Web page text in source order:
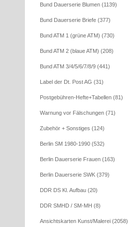
Bund Dauerserie Blumen (1139)
Bund Dauerserie Briefe (377)
Bund ATM 1 (grüne ATM) (730)
Bund ATM 2 (blaue ATM) (208)
Bund ATM 3/4/5/6/7/8/9 (441)
Label der Dt. Post AG (31)
Postgebühren-Hefte+Tabellen (81)
Warnung vor Fälschungen (71)
Zubehör + Sonstiges (124)
Berlin SM 1980-1990 (532)
Berlin Dauerserie Frauen (163)
Berlin Dauerserie SWK (379)
DDR DS Kl. Aufbau (20)
DDR SMHD / SM-MH (8)
Ansichtskarten Kunst/Malerei (2058)